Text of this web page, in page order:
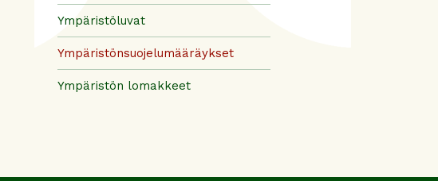
Ympäristöluvat
Ympäristönsuojelumääräykset
Ympäristön lomakkeet